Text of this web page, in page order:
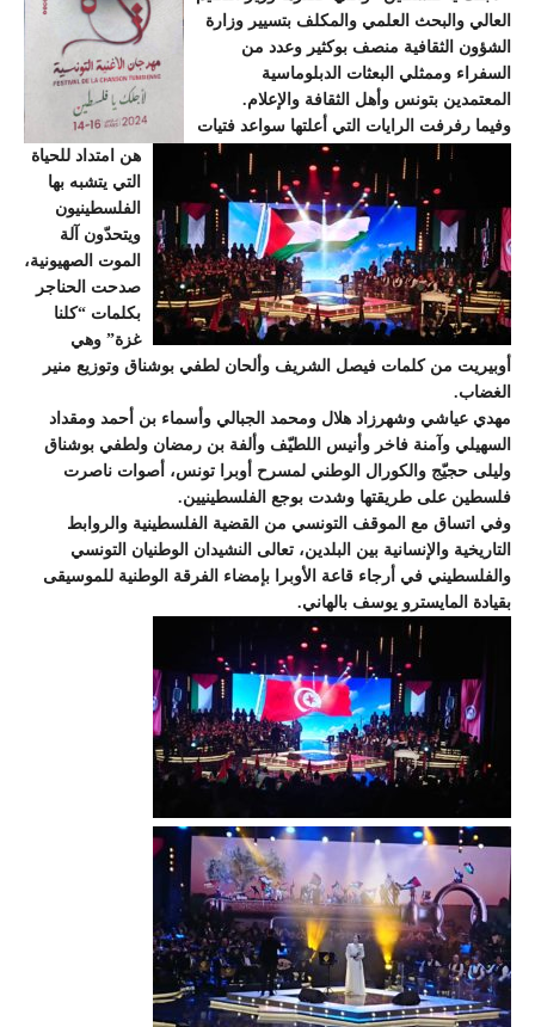
العالي والبحث العلمي والمكلف بتسيير وزارة
الشؤون الثقافية منصف بوكثير وعدد من
السفراء وممثلي البعثات الدبلوماسية
المعتمدين بتونس وأهل الثقافة والإعلام.
وفيما رفرفت الرايات التي أعلتها سواعد فتيات
هن امتداد للحياة
التي يتشبه بها
الفلسطينيون
ويتحدّون آلة
الموت الصهيونية،
صدحت الحناجر
بكلمات “كلنا
غزة” وهي
أوبيريت من كلمات فيصل الشريف وألحان لطفي بوشناق وتوزيع منير
الغضاب.
مهدي عياشي وشهرزاد هلال ومحمد الجبالي وأسماء بن أحمد ومقداد
السهيلي وآمنة فاخر وأنيس اللطيّف وألفة بن رمضان ولطفي بوشناق
وليلى حجيّج والكورال الوطني لمسرح أوبرا تونس، أصوات ناصرت
فلسطين على طريقتها وشدت بوجع الفلسطينيين.
وفي اتساق مع الموقف التونسي من القضية الفلسطينية والروابط
التاريخية والإنسانية بين البلدين، تعالى النشيدان الوطنيان التونسي
والفلسطيني في أرجاء قاعة الأوبرا بإمضاء الفرقة الوطنية للموسيقى
بقيادة المايسترو يوسف بالهاني.